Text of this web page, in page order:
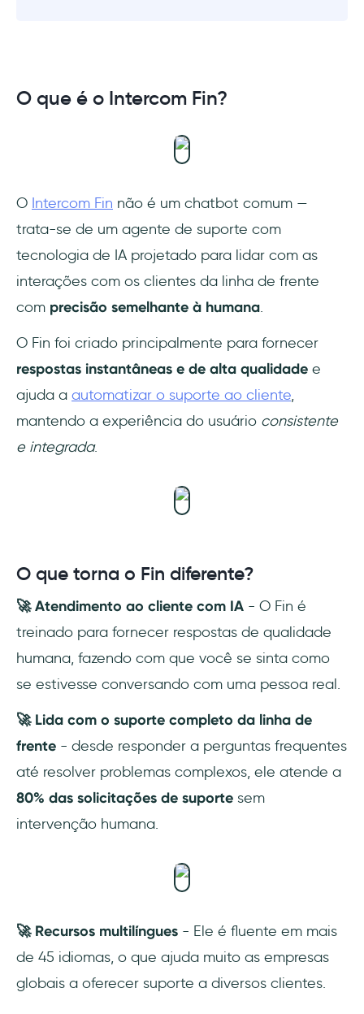
O que é o Intercom Fin?
O Intercom Fin não é um chatbot comum —
trata-se de um agente de suporte com
tecnologia de IA projetado para lidar com as
interações com os clientes da linha de frente
com precisão semelhante à humana.
O Fin foi criado principalmente para fornecer
respostas instantâneas e de alta qualidade e
ajuda a automatizar o suporte ao cliente,
mantendo a experiência do usuário consistente
e integrada.
O que torna o Fin diferente?
🚀 Atendimento ao cliente com IA - O Fin é
treinado para fornecer respostas de qualidade
humana, fazendo com que você se sinta como
se estivesse conversando com uma pessoa real.
🚀 Lida com o suporte completo da linha de
frente - desde responder a perguntas frequentes
até resolver problemas complexos, ele atende a
80% das solicitações de suporte sem
intervenção humana.
🚀 Recursos multilíngues - Ele é fluente em mais
de 45 idiomas, o que ajuda muito as empresas
globais a oferecer suporte a diversos clientes.